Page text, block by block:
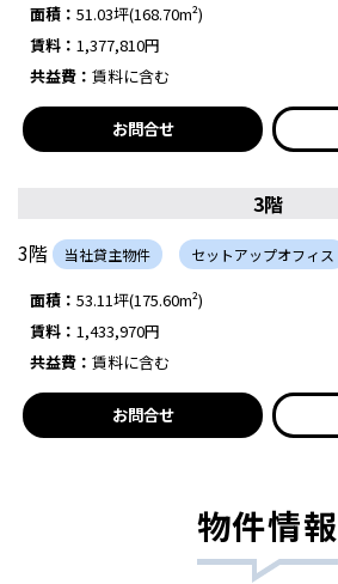
面積： 51.03坪(168.70m²)
賃料： 1,377,810円
共益費： 賃料に含む
お問合せ
3階
3階
当社貸主物件 セットアップオフィス
面積： 53.11坪(175.60m²)
賃料： 1,433,970円
共益費： 賃料に含む
お問合せ
物件情報